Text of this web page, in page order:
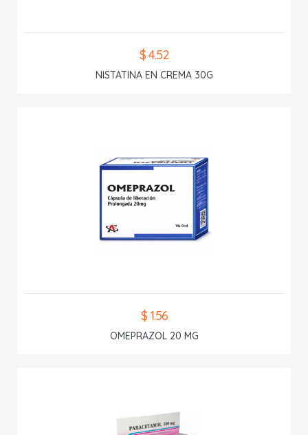
$ 4.52
NISTATINA EN CREMA 30G
$ 1.56
OMEPRAZOL 20 MG